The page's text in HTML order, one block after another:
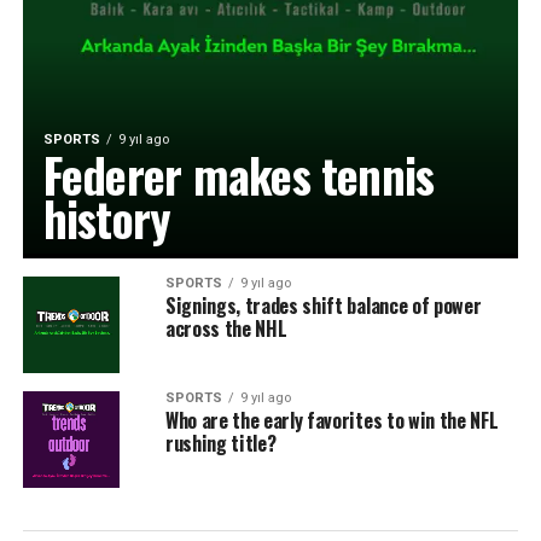
SPORTS 9 yıl ago
Federer makes tennis
history
SPORTS 9 yıl ago
Signings, trades shift balance of power
across the NHL
SPORTS 9 yıl ago
Who are the early favorites to win the NFL
rushing title?